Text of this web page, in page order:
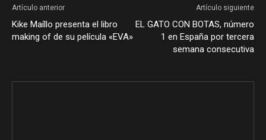
Artículo anterior
Kike Maíllo presenta el libro
making of de su película «EVA»
Artículo siguiente
EL GATO CON BOTAS, número
1 en España por tercera
semana consecutiva